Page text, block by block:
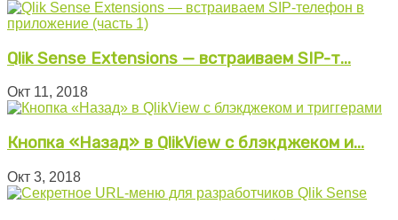
Qlik Sense Extensions — встраиваем SIP-т...
Окт 11, 2018
Кнопка «Назад» в QlikView с блэкджеком и...
Окт 3, 2018